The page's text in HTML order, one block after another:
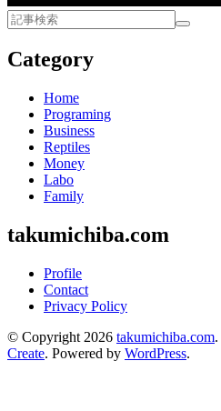
Category
Home
Programing
Business
Reptiles
Money
Labo
Family
takumichiba.com
Profile
Contact
Privacy Policy
© Copyright 2026 takumichiba.com.
Create. Powered by WordPress.